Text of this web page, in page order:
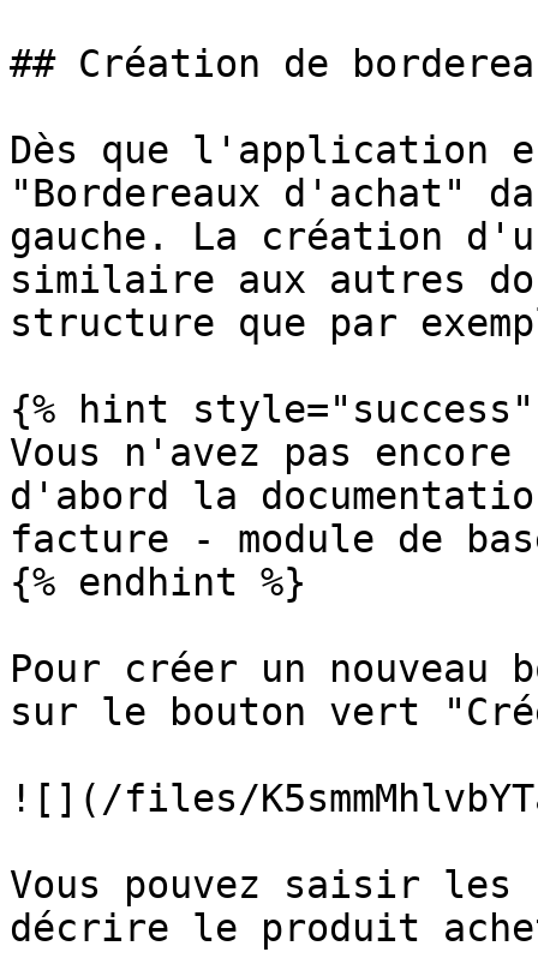
## Création de
Dès que l'application
"Bordereaux d'achat"
gauche. La création
similaire aux autres
structure que par
{% hint style="success"
Vous n'avez pas
d'abord la
facture - module de
{% endhint %}
Pour créer un nouveau
sur le bouton vert
![](/files/
Vous pouvez saisir les
décrire le produit